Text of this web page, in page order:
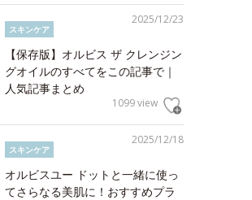
2025/12/23
スキンケア
【保存版】オルビス ザ クレンジン
グオイルのすべてをこの記事で｜
人気記事まとめ
1099 view
2025/12/18
スキンケア
オルビスユー ドットと一緒に使っ
てさらなる美肌に！おすすめプラ